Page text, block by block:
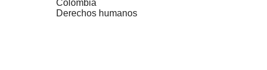
Colombia
Derechos humanos